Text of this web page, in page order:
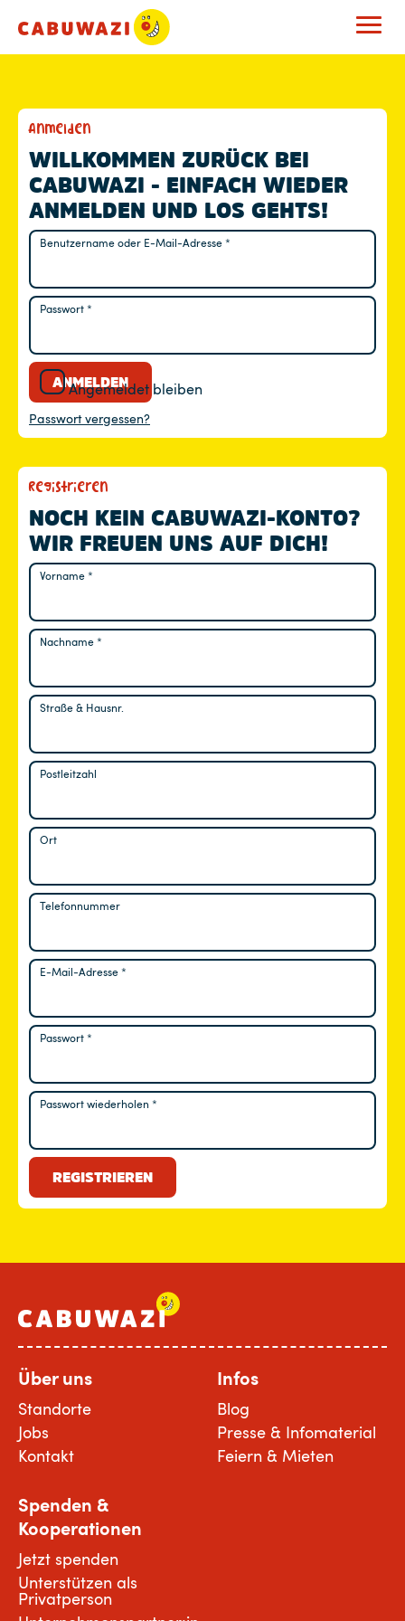
M
E
N
O
T
O
Anmelden
WILLKOMMEN ZURÜCK BEI
CABUWAZI - EINFACH WIEDER
ANMELDEN UND LOS GEHTS!
Benutzername oder E-Mail-Adresse*
Passwort*
Angemeldet bleiben
ANMELDEN
Passwort vergessen?
Registrieren
NOCH KEIN CABUWAZI-KONTO?
WIR FREUEN UNS AUF DICH!
Vorname*
Nachname*
Straße & Hausnr.
Postleitzahl
Ort
Telefonnummer
E-Mail-Adresse*
Passwort*
Passwort wiederholen *
REGISTRIEREN
Über uns
Standorte
Jobs
Kontakt
Infos
Blog
Presse & Infomaterial
Feiern & Mieten
Spenden &
Kooperationen
Jetzt spenden
Unterstützen als
Privatperson